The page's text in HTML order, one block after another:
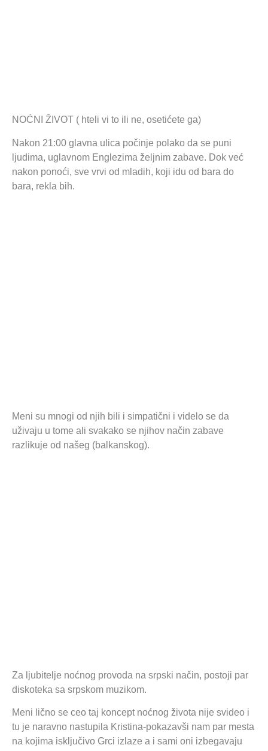
NOĆNI ŽIVOT ( hteli vi to ili ne, osetićete ga)
Nakon 21:00 glavna ulica počinje polako da se puni
ljudima, uglavnom Englezima željnim zabave. Dok već
nakon ponoći, sve vrvi od mladih, koji idu od bara do
bara, rekla bih.
Meni su mnogi od njih bili i simpatični i videlo se da
uživaju u tome ali svakako se njihov način zabave
razlikuje od našeg (balkanskog).
Za ljubitelje noćnog provoda na srpski način, postoji par
diskoteka sa srpskom muzikom.
Meni lično se ceo taj koncept noćnog života nije svideo i
tu je naravno nastupila Kristina-pokazavši nam par mesta
na kojima isključivo Grci izlaze a i sami oni izbegavaju